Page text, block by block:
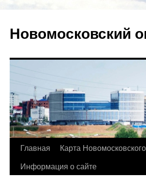
Новомосковский
Главная Карта
Информация о сайте